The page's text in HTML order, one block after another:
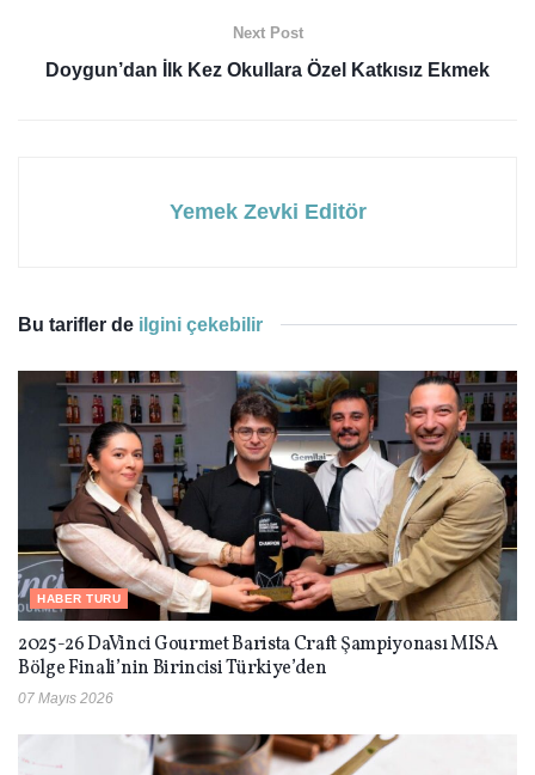
Next Post
Doygun’dan İlk Kez Okullara Özel Katkısız Ekmek
Yemek Zevki Editör
Bu tarifler de ilgini çekebilir
HABER TURU
2025-26 DaVinci Gourmet Barista Craft Şampiyonası MISA
Bölge Finali’nin Birincisi Türkiye’den
07 Mayıs 2026